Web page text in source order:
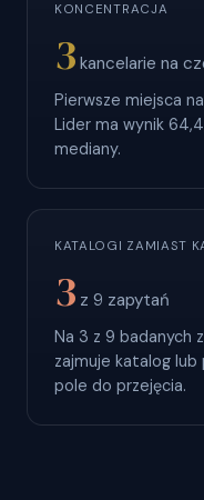
KONCENTRACJA
3 kancelarie na
Pierwsze miejsca
Lider ma wynik
mediany.
KATALOGI ZAMIAST
3 z 9 zapytań
Na 3 z 9 badanych
zajmuje katalog lub
pole do przejęcia.